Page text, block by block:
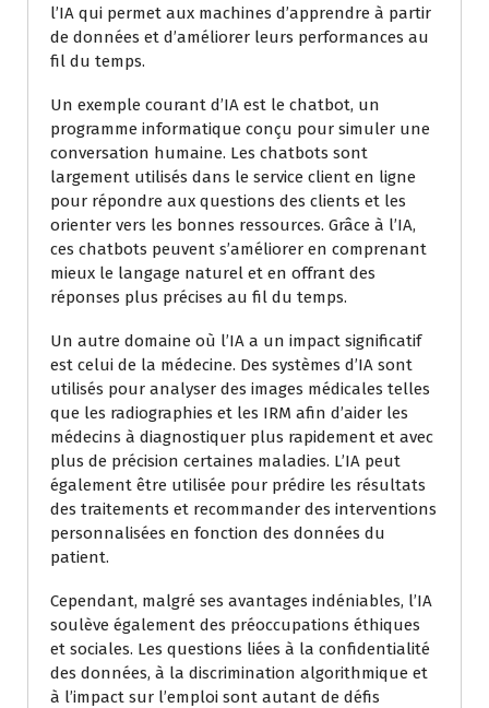
l’IA qui permet aux machines d’apprendre à partir
de données et d’améliorer leurs performances au
fil du temps.
Un exemple courant d’IA est le chatbot, un
programme informatique conçu pour simuler une
conversation humaine. Les chatbots sont
largement utilisés dans le service client en ligne
pour répondre aux questions des clients et les
orienter vers les bonnes ressources. Grâce à l’IA,
ces chatbots peuvent s’améliorer en comprenant
mieux le langage naturel et en offrant des
réponses plus précises au fil du temps.
Un autre domaine où l’IA a un impact significatif
est celui de la médecine. Des systèmes d’IA sont
utilisés pour analyser des images médicales telles
que les radiographies et les IRM afin d’aider les
médecins à diagnostiquer plus rapidement et avec
plus de précision certaines maladies. L’IA peut
également être utilisée pour prédire les résultats
des traitements et recommander des interventions
personnalisées en fonction des données du
patient.
Cependant, malgré ses avantages indéniables, l’IA
soulève également des préoccupations éthiques
et sociales. Les questions liées à la confidentialité
des données, à la discrimination algorithmique et
à l’impact sur l’emploi sont autant de défis